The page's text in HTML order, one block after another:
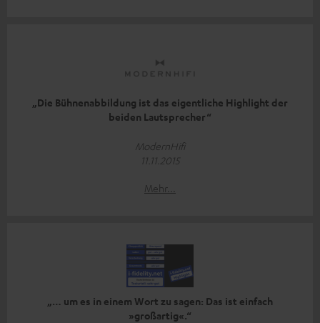
„Die Bühnenabbildung ist das eigentliche Highlight der
beiden Lautsprecher“
ModernHifi
11.11.2015
Mehr...
„… um es in einem Wort zu sagen: Das ist einfach
»großartig«.“